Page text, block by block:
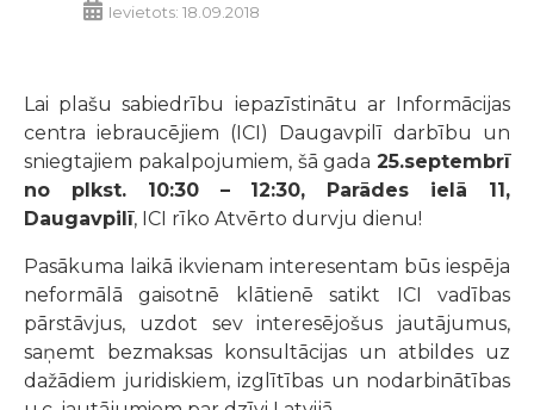
Ievietots: 18.09.2018
Lai plašu sabiedrību iepazīstinātu ar Informācijas
centra iebraucējiem (ICI) Daugavpilī darbību un
sniegtajiem pakalpojumiem, šā gada 25.septembrī
no plkst. 10:30 – 12:30, Parādes ielā 11,
Daugavpilī, ICI rīko Atvērto durvju dienu!
Pasākuma laikā ikvienam interesentam būs iespēja
neformālā gaisotnē klātienē satikt ICI vadības
pārstāvjus, uzdot sev interesējošus jautājumus,
saņemt bezmaksas konsultācijas un atbildes uz
dažādiem juridiskiem, izglītības un nodarbinātības